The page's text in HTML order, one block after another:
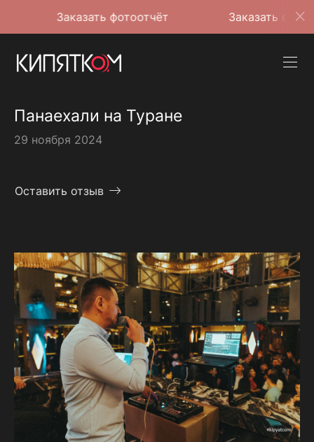
Заказать фотоотчёт Заказать фотоотчёт
Панаехали на Туране
29 ноября 2024
Оставить отзыв